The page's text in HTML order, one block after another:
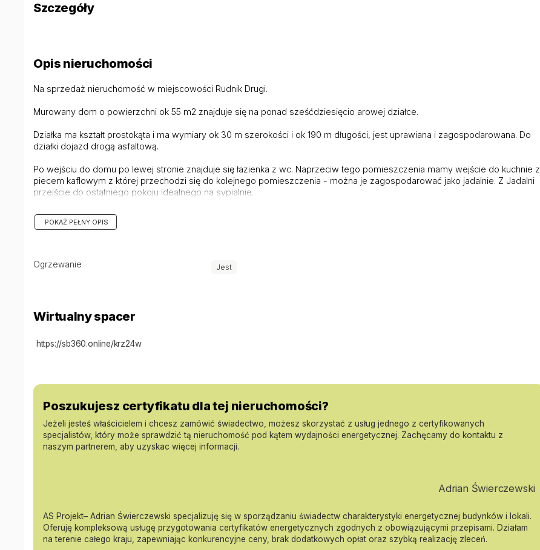
Szczegóły
Opis nieruchomości
Na sprzedaż nieruchomość w miejscowości Rudnik Drugi.
Murowany dom o powierzchni ok 55 m2 znajduje się na ponad sześćdziesięcio arowej działce.
Działka ma kształt prostokąta i ma wymiary ok 30 m szerokości i ok 190 m długości, jest uprawiana i zagospodarowana. Do
działki dojazd drogą asfaltową.
Po wejściu do domu po lewej stronie znajduje się łazienka z wc. Naprzeciw tego pomieszczenia mamy wejście do kuchnie z
piecem kaflowym z której przechodzi się do kolejnego pomieszczenia - można je zagospodarować jako jadalnie. Z Jadalni
przejście do ostatniego pokoju idealnego na sypialnie.
- ok. 10 min od trasy S19
- ok. 20 min od Kraśnika
Zapraszamy na prezentacje nieruchomośći.
wirtualny spacer: https://panel.spotbrowser.com/projects/25409
Oferta wysłana z systemu Galactica Virgo
POKAŻ PEŁNY OPIS
Ogrzewanie Jest
Wirtualny spacer
https://sb360.online/krz24w
Poszukujesz certyfikatu dla tej nieruchomości?
Jeżeli jesteś właścicielem i chcesz zamówić świadectwo, możesz skorzystać z usług jednego z certyfikowanych
specjalistów, który może sprawdzić tą nieruchomość pod kątem wydajności energetycznej. Zachęcamy do kontaktu z
naszym partnerem, aby uzyskac więcej informacji.
Adrian Świerczewski
AS Projekt– Adrian Świerczewski specjalizuję się w sporządzaniu świadectw charakterystyki energetycznej budynków i lokali.
Oferuję kompleksową usługę przygotowania certyfikatów energetycznych zgodnych z obowiązującymi przepisami. Działam
na terenie całego kraju, zapewniając konkurencyjne ceny, brak dodatkowych opłat oraz szybką realizację zleceń.